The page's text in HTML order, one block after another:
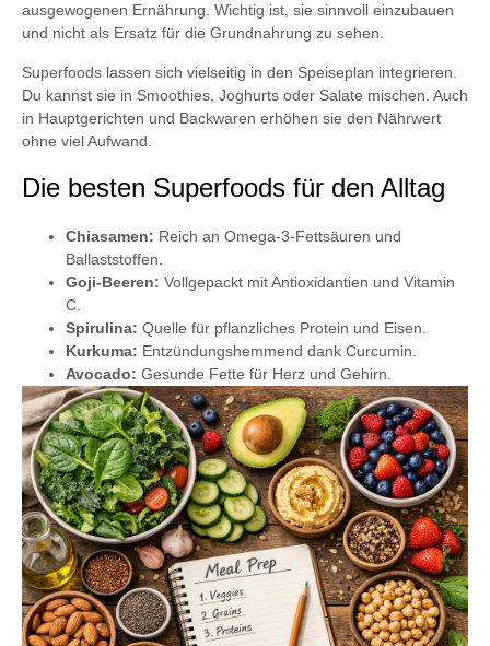
ausgewogenen Ernährung. Wichtig ist, sie sinnvoll einzubauen
und nicht als Ersatz für die Grundnahrung zu sehen.
Superfoods lassen sich vielseitig in den Speiseplan integrieren.
Du kannst sie in Smoothies, Joghurts oder Salate mischen. Auch
in Hauptgerichten und Backwaren erhöhen sie den Nährwert
ohne viel Aufwand.
Die besten Superfoods für den Alltag
Chiasamen: Reich an Omega-3-Fettsäuren und
Ballaststoffen.
Goji-Beeren: Vollgepackt mit Antioxidantien und Vitamin
C.
Spirulina: Quelle für pflanzliches Protein und Eisen.
Kurkuma: Entzündungshemmend dank Curcumin.
Avocado: Gesunde Fette für Herz und Gehirn.